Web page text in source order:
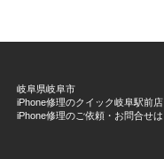
岐阜県岐阜市
iPhone修理のクイック岐阜駅前店
iPhone修理のご依頼・お問合せは